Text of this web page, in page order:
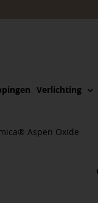
Verlichting
Aspen Oxide